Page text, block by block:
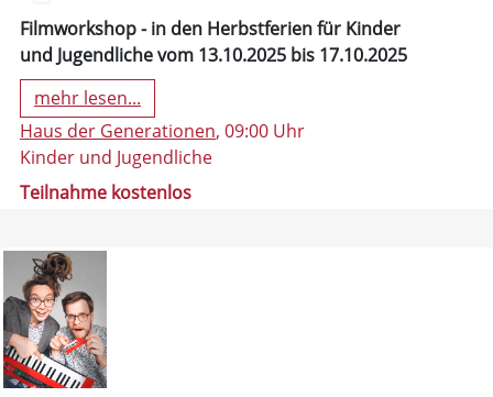
Filmworkshop - in den Herbstferien für Kinder
und Jugendliche vom 13.10.2025 bis 17.10.2025
mehr lesen...
Haus der Generationen, 09:00 Uhr
Kinder und Jugendliche
Teilnahme kostenlos